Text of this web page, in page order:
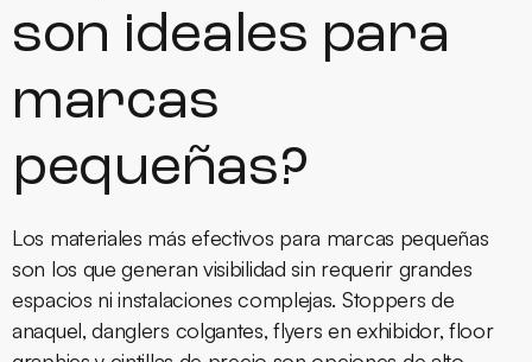
son ideales para
marcas
pequeñas?
Los materiales más efectivos para marcas pequeñas
son los que generan visibilidad sin requerir grandes
espacios ni instalaciones complejas. Stoppers de
anaquel, danglers colgantes, flyers en exhibidor, floor